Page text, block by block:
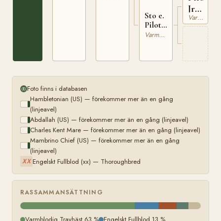
Sto e.
Pilot
Jr
Varmblodig Travhäst
Jr
(US)
Varmblodig Travhäst
Foto finns i databasen
Hambletonian (US) — förekommer mer än en gång
(linjeavel)
Abdallah (US) — förekommer mer än en gång (linjeavel)
Charles Kent Mare — förekommer mer än en gång (linjeavel)
Mambrino Chief (US) — förekommer mer än en gång
(linjeavel)
XX Engelskt Fullblod (xx) — Thoroughbred
RASSAMMANSÄTTNING